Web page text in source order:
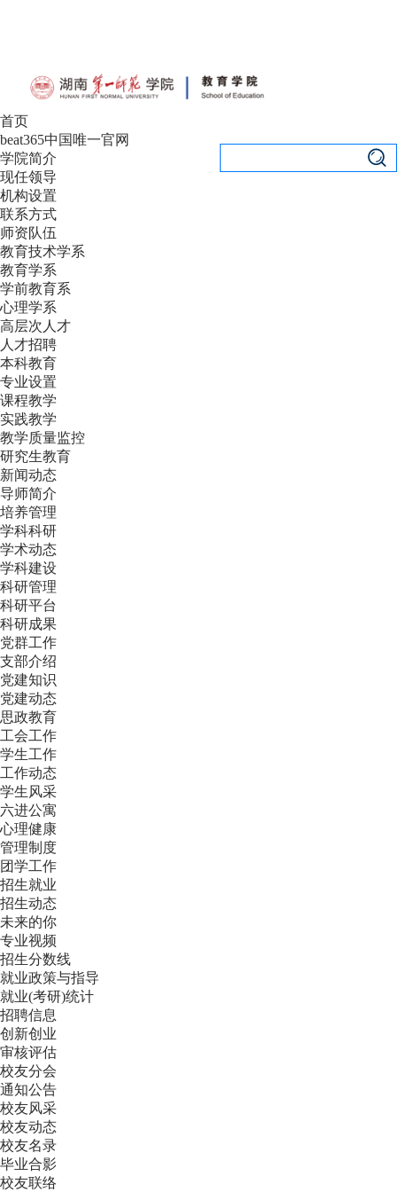
首页
beat365中国唯一官网
学院简介
现任领导
机构设置
联系方式
师资队伍
教育技术学系
教育学系
学前教育系
心理学系
高层次人才
人才招聘
本科教育
专业设置
课程教学
实践教学
教学质量监控
研究生教育
新闻动态
导师简介
培养管理
学科科研
学术动态
学科建设
科研管理
科研平台
科研成果
党群工作
支部介绍
党建知识
党建动态
思政教育
工会工作
学生工作
工作动态
学生风采
六进公寓
心理健康
管理制度
团学工作
招生就业
招生动态
未来的你
专业视频
招生分数线
就业政策与指导
就业(考研)统计
招聘信息
创新创业
审核评估
校友分会
通知公告
校友风采
校友动态
校友名录
毕业合影
校友联络